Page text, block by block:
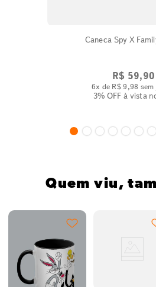
Caneca Spy X
R$ 59,90
6x de R$ 9 ,98
3% OFF à vista
Quem viu,